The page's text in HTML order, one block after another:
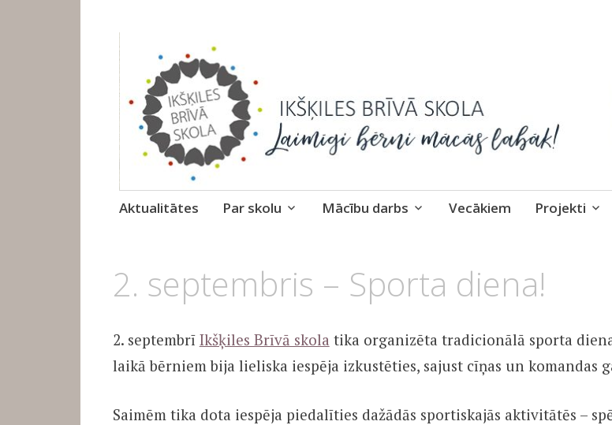
Ikšķiles Brīvā skola
Skip
Aktualitātes Par skolu Mācību darbs Vecākiem Projekti
SEPTEMBRIS,
2022
2. septembris – Sporta diena!
2. septembrī Ikšķiles Brīvā skola tika organizēta tradicionālā sporta
laikā bērniem bija lieliska iespēja izkustēties, sajust cīņas un komandas
Saimēm tika dota iespēja piedalīties dažādās sportiskajās aktivitātēs –